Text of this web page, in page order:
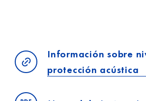
Información sobre
protección acústica